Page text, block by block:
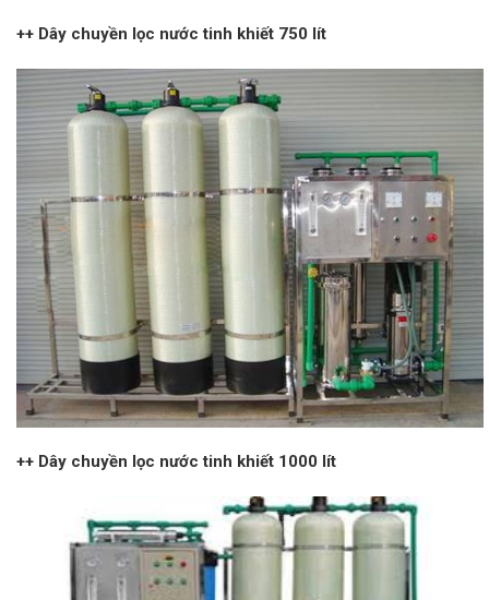
++ Dây chuyền lọc nước tinh khiết 750 lít
++ Dây chuyền lọc nước tinh khiết 1000 lít